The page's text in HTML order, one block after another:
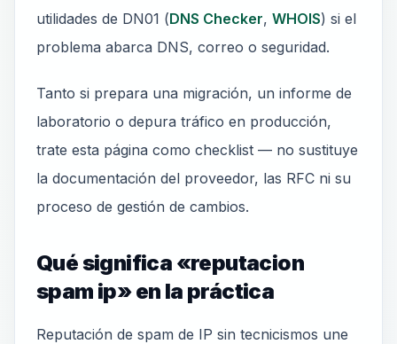
utilidades de DN01 (DNS Checker, WHOIS) si el
problema abarca DNS, correo o seguridad.
Tanto si prepara una migración, un informe de
laboratorio o depura tráfico en producción,
trate esta página como checklist — no sustituye
la documentación del proveedor, las RFC ni su
proceso de gestión de cambios.
Qué significa «reputacion
spam ip» en la práctica
Reputación de spam de IP sin tecnicismos une